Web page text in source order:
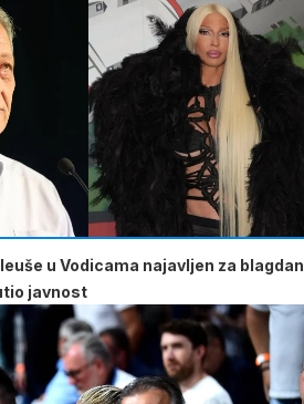
u Vodicama najavljen za blagdan
javnost